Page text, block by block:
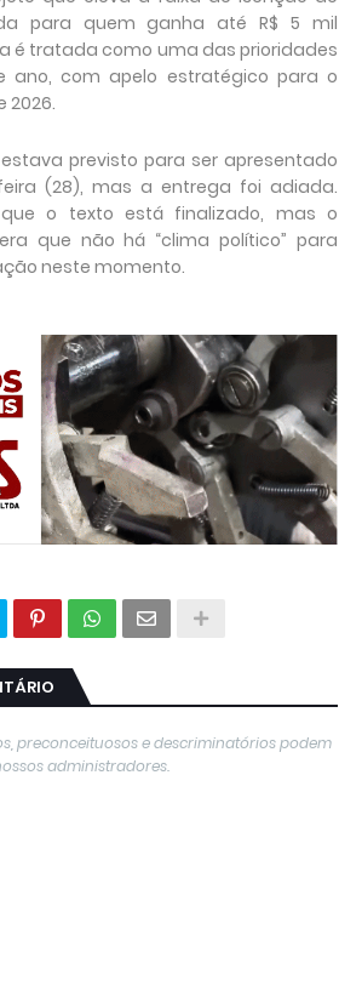
para quem ganha até R$ 5 mil
é tratada como uma das prioridades
ano, com apelo estratégico para o
2026.
previsto para ser apresentado
(28), mas a entrega foi adiada.
o texto está finalizado, mas o
que não há “clima político” para
neste momento.
preconceituosos e descriminatórios podem
administradores.